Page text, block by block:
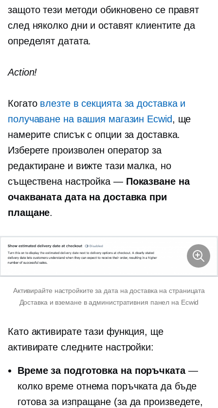
защото тези методи обикновено се правят
след няколко дни и оставят клиентите да
определят датата.
Action!
Когато влезте в секцията за доставка и
получаване на вашия магазин Ecwid, ще
намерите списък с опции за доставка.
Изберете произволен оператор за
редактиране и вижте тази малка, но
съществена настройка — Показване на
очакваната дата на доставка при
плащане.
Активирайте настройките за дата на доставка на страницата
Доставка и вземане в административния панел на Ecwid
Като активирате тази функция, ще
активирате следните настройки:
Време за подготовка на поръчката—
колко време отнема поръчката да бъде
готова за изпращане (за да произведете,